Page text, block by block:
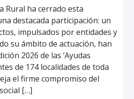
Rural ha cerrado esta
destacada participación: un
impulsados por entidades y
su ámbito de actuación, han
2026 de las ‘Ayudas
de 174 localidades de toda
el firme compromiso del
[…]